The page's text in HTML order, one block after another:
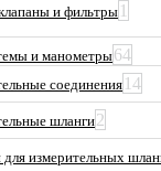
и фильтры 1
и манометры64
соединения 14
шланги2
для измерительных